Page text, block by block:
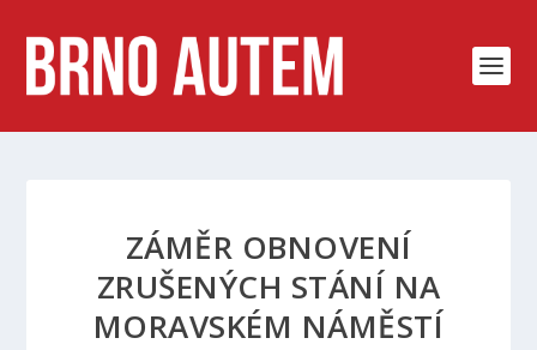
ZÁMĚR OBNOVENÍ
ZRUŠENÝCH STÁNÍ NA
MORAVSKÉM NÁMĚSTÍ